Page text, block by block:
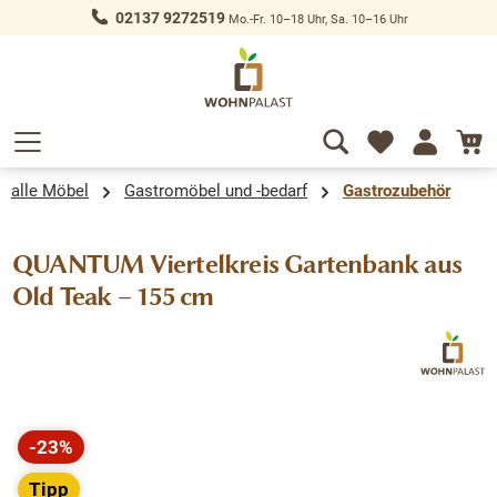
springen 02137 9272519Mo.-Fr. 10–18 Uhr, Sa. 10–16 Uhr
alle Möbel Gastromöbel und -bedarf Gastrozubehör
QUANTUM Viertelkreis Gartenbank aus
Old Teak – 155 cm
Bildergalerie überspringen
-23%
Rabatt
Tipp